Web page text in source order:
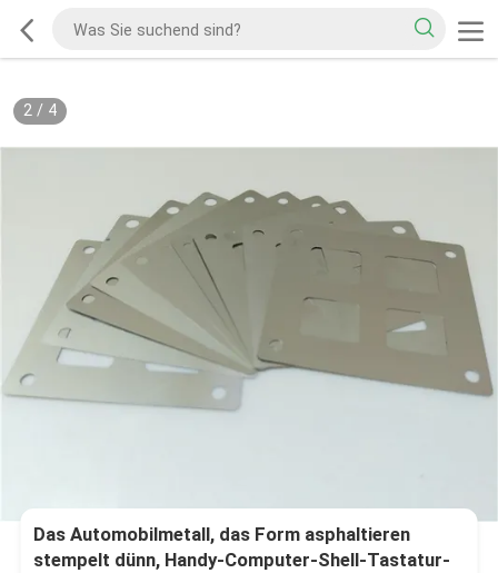
2/ 4
Das Automobilmetall, das Form asphaltieren
stempelt dünn, Handy-Computer-Shell-Tastatur-